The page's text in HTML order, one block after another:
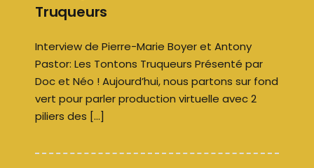
Truqueurs
Interview de Pierre-Marie Boyer et Antony
Pastor: Les Tontons Truqueurs Présenté par
Doc et Néo ! Aujourd’hui, nous partons sur fond
vert pour parler production virtuelle avec 2
piliers des […]